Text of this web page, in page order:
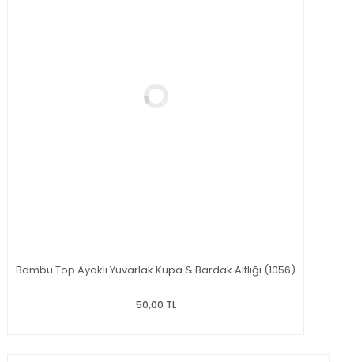
Bambu Top Ayaklı Yuvarlak Kupa & Bardak Altlığı (1056)
50,00 TL